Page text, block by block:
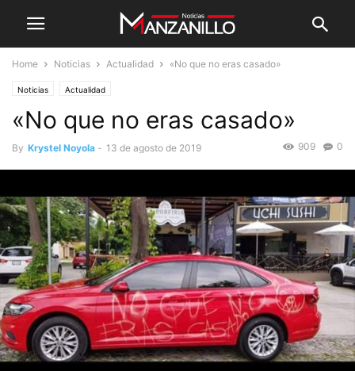
Home Noticias Actualidad «No que no eras casado»
Noticias Actualidad
«No que no eras casado»
By Krystel Noyola - 13 de agosto de 2019 0
909